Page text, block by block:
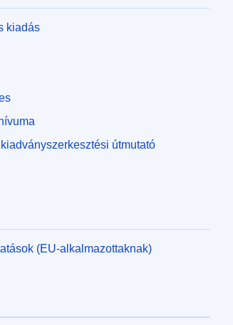
kiadás
útmutató
(EU-alkalmazottaknak)